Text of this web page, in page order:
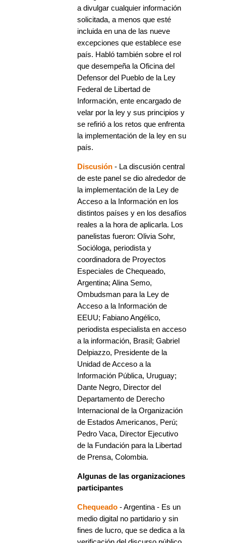
a divulgar cualquier información
solicitada, a menos que esté
incluida en una de las nueve
excepciones que establece ese
país. Habló también sobre el rol
que desempeña la Oficina del
Defensor del Pueblo de la Ley
Federal de Libertad de
Información, ente encargado de
velar por la ley y sus principios y
se refirió a los retos que enfrenta
la implementación de la ley en su
país.
Discusión - La discusión central
de este panel se dio alrededor de
la implementación de la Ley de
Acceso a la Información en los
distintos países y en los desafíos
reales a la hora de aplicarla. Los
panelistas fueron: Olivia Sohr,
Socióloga, periodista y
coordinadora de Proyectos
Especiales de Chequeado,
Argentina; Alina Semo,
Ombudsman para la Ley de
Acceso a la Información de
EEUU; Fabiano Angélico,
periodista especialista en acceso
a la información, Brasil; Gabriel
Delpiazzo, Presidente de la
Unidad de Acceso a la
Información Pública, Uruguay;
Dante Negro, Director del
Departamento de Derecho
Internacional de la Organización
de Estados Americanos, Perú;
Pedro Vaca, Director Ejecutivo
de la Fundación para la Libertad
de Prensa, Colombia.
Algunas de las organizaciones
participantes
Chequeado - Argentina - Es un
medio digital no partidario y sin
fines de lucro, que se dedica a la